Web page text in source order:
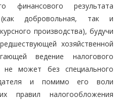
финансового результата
добровольная, так и
производства), будучи
хозяйственной
ведение налогового
не может без специального
и помимо его воли
правил налогообложения